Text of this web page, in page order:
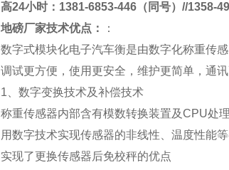
高24小时：1381-6853-446（同号）//1358-
地磅厂家技术优点：
：
数字式模块化电子汽车衡是由数字化称重传
调试更方便，使用更安全，维护更简单，通
1 、数字变换技术及补偿技术
称重传感器内部含有模数转换装置及CPU处
用数字技术实现传感器的非线性、温度性能
实现了更换传感器后免校秤的优点